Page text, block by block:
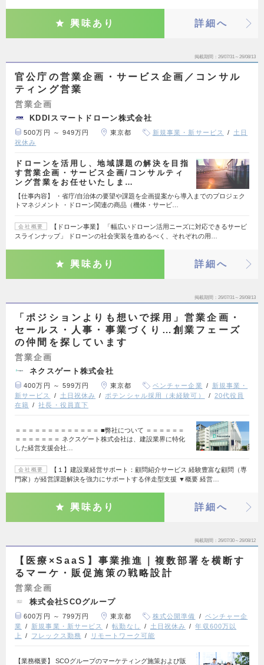
興味あり 詳細へ
掲載期間 26/07/31～26/08/13
官公庁の営業企画・サービス企画／コンサル
ティング営業
営業企画
KDDIスマートドローン株式会社
500万円 ～ 949万円 東京都 新規事業・新サービス
土日
祝休み
ドローンを活用し、地域課題の解決を目指
す営業企画・サービス企画/コンサルティ
ング営業をお任せいたしま…
【仕事内容】 ・省庁/自治体の要望や課題を企画提案から導入までのプロジェク
トマネジメント ・ドローン関連の商品（機体・サービ…
会社概要
【ドローン事業】 「幅広いドローン活用ニーズに対応できるサービ
スラインナップ」 ドローンの社会実装を進めるべく、それぞれの用…
興味あり 詳細へ
掲載期間 26/07/31～26/08/13
「ポジションよりも想いで採用」営業企画・
セールス・人事・事業づくり…創業フェーズ
の仲間を探しています
営業企画
ネクスゲート株式会社
400万円 ～ 599万円 東京都 ベンチャー企業
新規事業・
新サービス
土日祝休み ポテンシャル採用（未経験可）
20代役員
在籍
社長・役員直下
＝＝＝＝＝＝＝＝＝＝＝＝＝ ■弊社について ＝＝＝＝＝＝
＝＝＝＝＝＝＝ ネクスゲート株式会社は、建設業界に特化
した経営支援会社…
会社概要
【１】建設業経営サポート：顧問紹介サービス 経験豊富な顧問（専
門家）が経営課題解決を強力にサポートする伴走型支援 ▼概要 経営…
興味あり 詳細へ
掲載期間 26/07/30～26/08/12
【医療×SaaS】事業推進｜複数部署を横断す
るマーケ・販促施策の戦略設計
営業企画
株式会社SCOグループ
600万円 ～ 799万円 東京都 株式公開準備
ベンチャー企
業
新規事業・新サービス 転勤なし 土日祝休み
年収600万以
上
フレックス勤務 リモートワーク可能
【業務概要】 SCOグループのマーケティング施策および販